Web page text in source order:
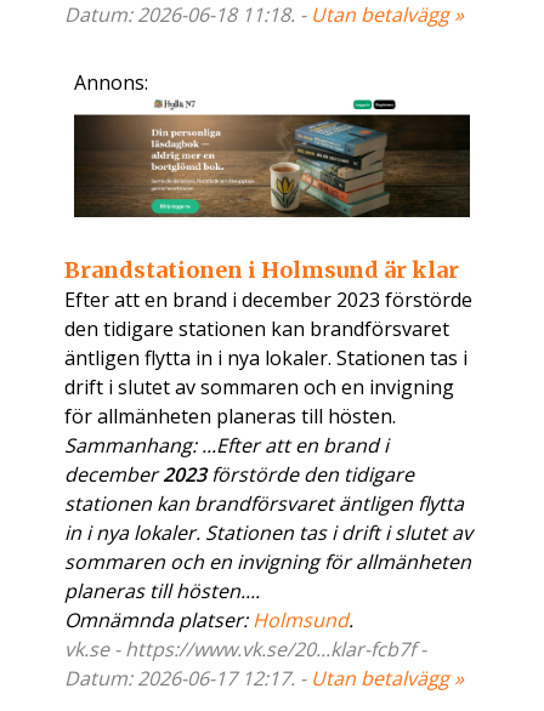
Datum: 2026-06-18 11:18. - Utan betalvägg »
Annons:
Brandstationen i Holmsund är klar
Efter att en brand i december 2023 förstörde
den tidigare stationen kan brandförsvaret
äntligen flytta in i nya lokaler. Stationen tas i
drift i slutet av sommaren och en invigning
för allmänheten planeras till hösten.
Sammanhang: ...Efter att en brand i
december2023förstörde den tidigare
stationen kan brandförsvaret äntligen flytta
in i nya lokaler. Stationen tas i drift i slutet av
sommaren och en invigning för allmänheten
planeras till hösten....
Omnämnda platser:Holmsund.
vk.se - https://www.vk.se/20...klar-fcb7f -
Datum: 2026-06-17 12:17. - Utan betalvägg »